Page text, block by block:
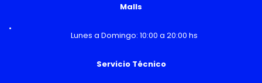
Malls
Lunes a Domingo: 10:00 a 20:00 hs
Servicio Técnico